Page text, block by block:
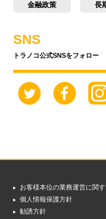
金融政策 長
SNS
トラノコ公式SNSをフォロー
お客様本位の業務運営に関
個人情報保護方針
勧誘方針